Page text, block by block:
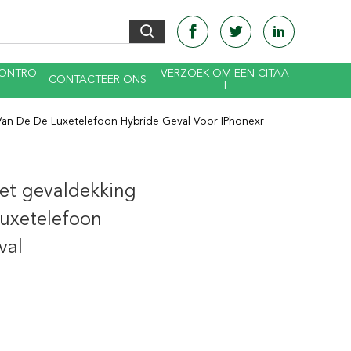
CONTACTEER ONS
VERZOEK OM EEN CITAA
De De Luxetelefoon Hybride Geval Voor IPhonexr
gevaldekking